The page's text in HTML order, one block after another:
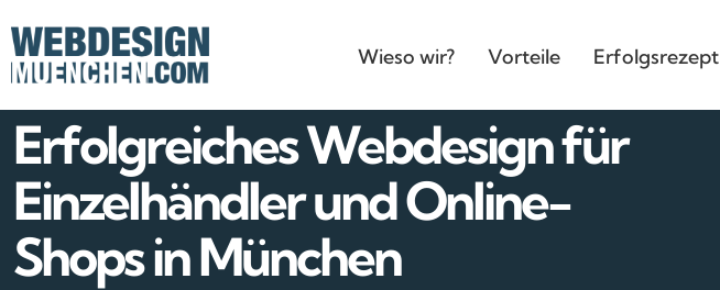
Wieso wir? Vorteile Erfolgsrezept
Erfolgreiches Webdesign für
Einzelhändler und Online-
Shops in München